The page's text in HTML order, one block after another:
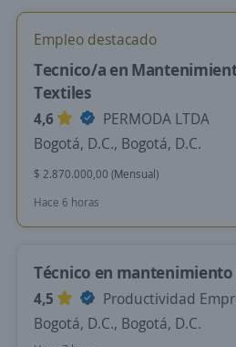
Empleo destacado
Tecnico/a en
Textiles
4,6
PERMODA LTDA
Bogotá, D.C., Bogotá, D.C.
$ 2.870.000,00 (Mensual)
Hace 6 horas
Técnico en
4,5
Productividad
Bogotá, D.C., Bogotá, D.C.